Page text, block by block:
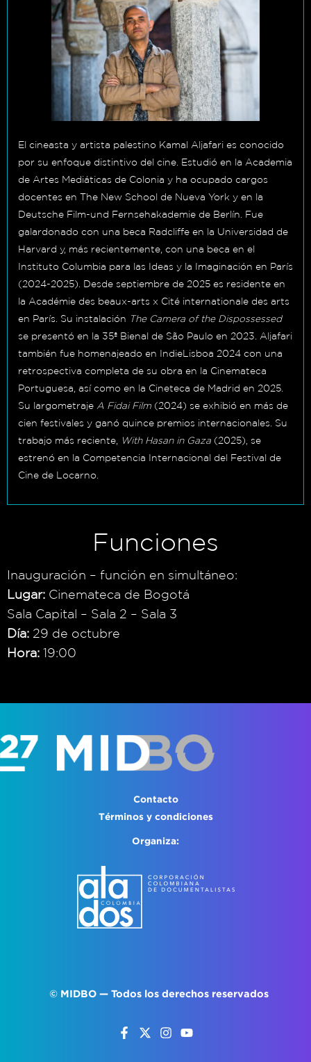
El cineasta y artista palestino Kamal Aljafari es conocido
por su enfoque distintivo del cine. Estudió en la Academia
de Artes Mediáticas de Colonia y ha ocupado cargos
docentes en The New School de Nueva York y en la
Deutsche Film-und Fernsehakademie de Berlín. Fue
galardonado con una beca Radcliffe en la Universidad de
Harvard y, más recientemente, con una beca en el
Instituto Columbia para las Ideas y la Imaginación en París
(2024-2025). Desde septiembre de 2025 es residente en
la Académie des beaux-arts x Cité internationale des arts
en París. Su instalación The Camera of the Dispossessed
se presentó en la 35ª Bienal de São Paulo en 2023. Aljafari
también fue homenajeado en IndieLisboa 2024 con una
retrospectiva completa de su obra en la Cinemateca
Portuguesa, así como en la Cineteca de Madrid en 2025.
Su largometraje A Fidai Film (2024) se exhibió en más de
cien festivales y ganó quince premios internacionales. Su
trabajo más reciente,
With Hasan in Gaza (2025), se
estrenó en la Competencia Internacional del Festival de
Cine de Locarno.
Funciones
Inauguración – función en simultáneo:
Lugar: Cinemateca de Bogotá
Sala Capital – Sala 2 – Sala 3
Día: 29 de octubre
Hora: 19:00
Contacto
Términos y condiciones
Organiza:
© MIDBO — Todos los derechos reservados